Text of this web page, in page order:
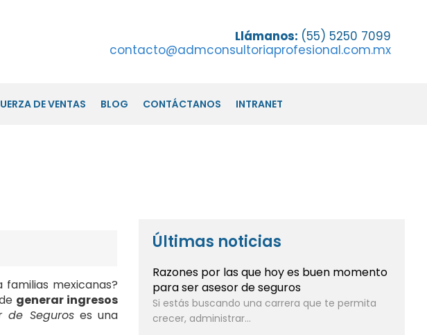
Llámanos: (55) 5250 7099
contacto@admconsultoriaprofesional.com.mx
DE VENTAS BLOG CONTÁCTANOS INTRANET
mexicanas?
generar ingresos
de Seguroses una
Últimas noticias
Razones por las que hoy es buen momento
para ser asesor de seguros
Si estás buscando una carrera que te permita
crecer, administrar...